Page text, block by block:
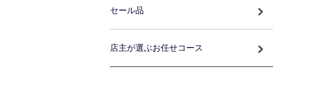
セール品
店主が選ぶお任せコース